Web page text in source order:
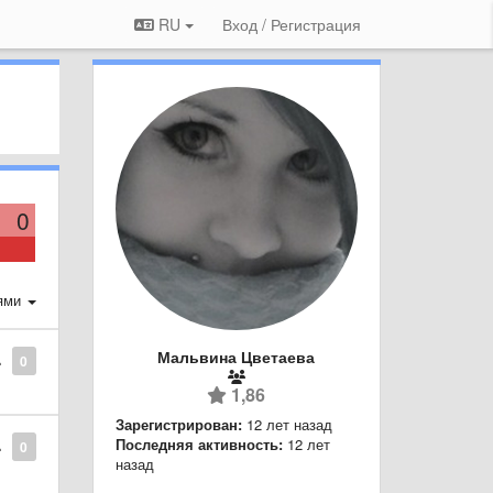
RU Вход / Регистрация
0
0
0
Мальвина Цветаева
1,86
Зарегистрирован: 12 лет назад
Последняя активность: 12 лет
назад